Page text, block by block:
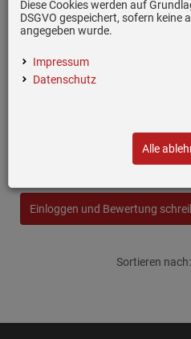
Blanco Supra 400-U
Schreiben Sie jetzt Ihre
und helfen Sie anderen bei deren
Einloggen und Bewertung
Sortieren
Diese Cookies werden auf
DSGVO gespeichert, sofern keine
angegeben wurde.
Impressum
Datenschutz
Alle